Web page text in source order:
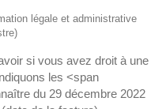
légale et administrative
si vous avez droit à une
les <span
du 29 décembre 2022